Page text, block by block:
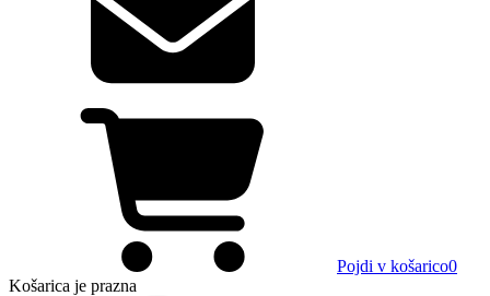
Pojdi v košarico0
Košarica je prazna